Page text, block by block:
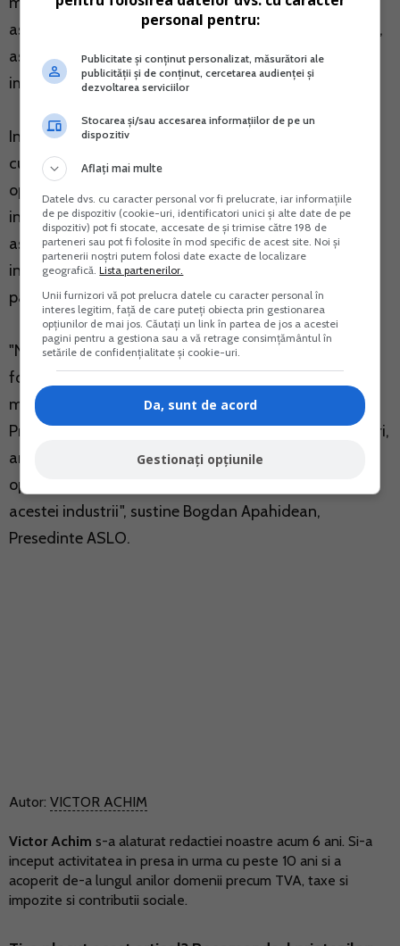
asigurari (RCA si CASCO), managementul anvelopelor,
asistenta rutiera si masina de inlocuire in cazul
imobilizarii autovehiculului contractat.
In 2016 ASLO implineste 5 ani de existenta. Infiintata
cu scopul de a promova conceptul de leasing
operational, a celor mai bune practici si a celor mai
inalte standarde de comportament profesional,
asociatia a reusit sa fie o interfata onesta si de
incredere intre comunitatea de leasing operational si
parteneri.
"Ne bucuram ca asociatia a crescut de la 6 membri
fondatori in 2010 la 13 in prezent, la care se adauga 7
membri asociati.
Prin stabilitate si consecventa in relatia dintre membri,
am reusit sa intarim identitatea bransei de leasing
operational contribuind la dezvoltarea continua a
acestei industrii", sustine Bogdan Apahidean,
Presedinte ASLO.
Autor: VICTOR ACHIM
Victor Achim s-a alaturat redactiei noastre acum 6 ani. Si-a
inceput activitatea in presa in urma cu peste 10 ani si a
acoperit de-a lungul anilor domenii precum TVA, taxe si
impozite si contributii sociale.
personal pentru:
Publicitate și conținut personalizat, măsurători ale
publicității și de conținut, cercetarea audienței și
dezvoltarea serviciilor
Stocarea și/sau accesarea informațiilor de pe un
dispozitiv
Aflați mai multe
Datele dvs. cu caracter personal vor fi prelucrate, iar informațiile
de pe dispozitiv (cookie-uri, identificatori unici și alte date de pe
dispozitiv) pot fi stocate, accesate de și trimise către 198 de
parteneri sau pot fi folosite în mod specific de acest site. Noi și
partenerii noștri putem folosi date exacte de localizare
geografică.Lista partenerilor.
Unii furnizori vă pot prelucra datele cu caracter personal în
interes legitim, față de care puteți obiecta prin gestionarea
opțiunilor de mai jos. Căutați un link în partea de jos a acestei
pagini pentru a gestiona sau a vă retrage consimțământul în
setările de confidențialitate și cookie-uri.
Da, sunt de acord
Gestionați opțiunile